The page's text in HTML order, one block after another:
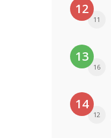
12
11
13
16
14
12